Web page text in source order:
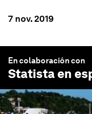
7 nov. 2019
En colaboración con
Statista en